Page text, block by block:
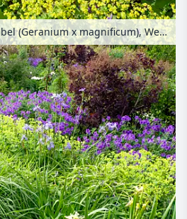
Prächtiger Storchschnabel (Geranium x magnificum), Weicher Frauenmantel (Alchemilla mollis) und Pfingstrose (Paeonia)